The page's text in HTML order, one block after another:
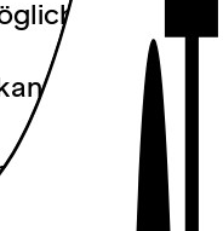
kolonialer
sie